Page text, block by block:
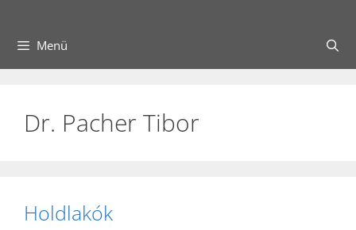
Menü
Dr. Pacher Tibor
Holdlakók